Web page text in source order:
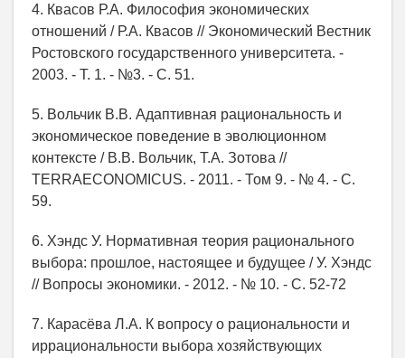
4. Квасов Р.А. Философия экономических
отношений / Р.А. Квасов // Экономический Вестник
Ростовского государственного университета. -
2003. - Т. 1. - №3. - С. 51.
5. Вольчик В.В. Адаптивная рациональность и
экономическое поведение в эволюционном
контексте / В.В. Вольчик, Т.А. Зотова //
TERRAECONOMICUS. - 2011. - Том 9. - № 4. - С.
59.
6. Хэндс У. Нормативная теория рационального
выбора: прошлое, настоящее и будущее / У. Хэндс
// Вопросы экономики. - 2012. - № 10. - С. 52-72
7. Карасёва Л.А. К вопросу о рациональности и
иррациональности выбора хозяйствующих